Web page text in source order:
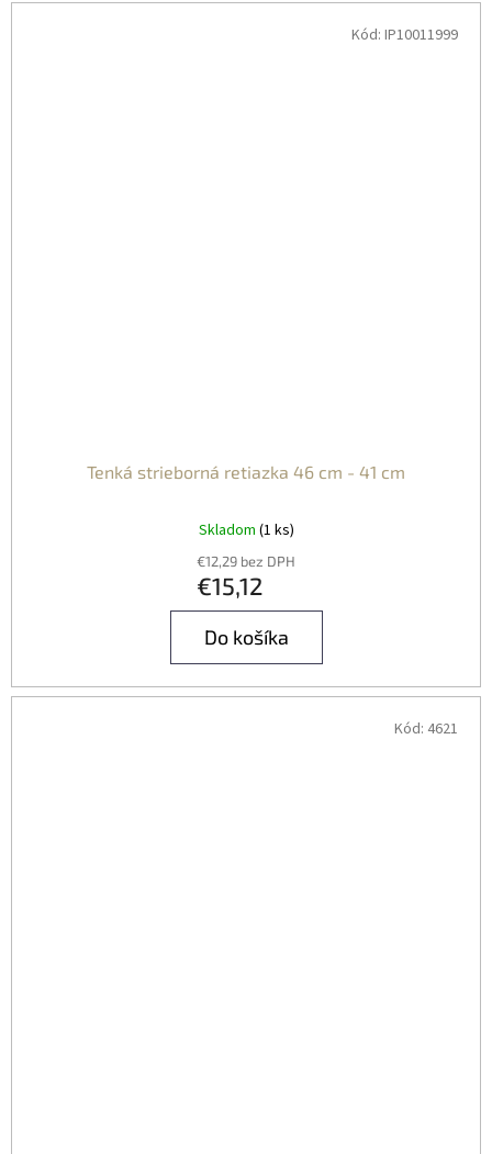
Tenká strieborná retiazka 46 cm - 41 cm
Skladom (1 ks)
€12,29 bez DPH
€15,12
Do košíka
Kód: IP10011999
Kód: 4621